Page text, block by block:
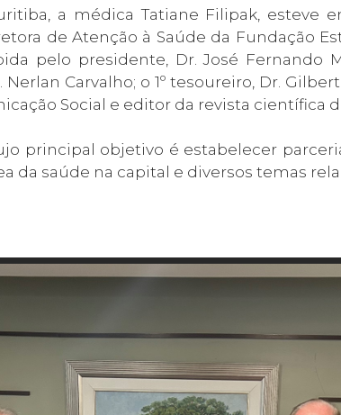
a médica Tatiane Filipak, esteve
de Atenção à Saúde da Fundação
pelo presidente, Dr. José Fernando
Carvalho; o 1º tesoureiro, Dr.
Social e editor da revista científica
principal objetivo é estabelecer
da saúde na capital e diversos temas